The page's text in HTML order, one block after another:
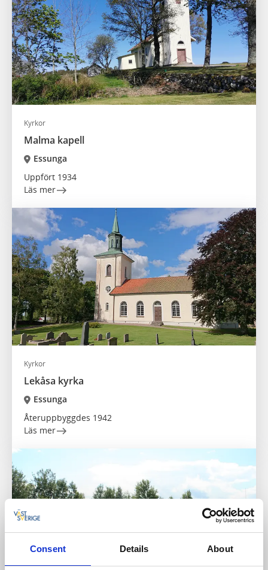
Consent Details About
Kyrkor
Malma kapell
Essunga
Uppfört 1934
Läs mer
Kyrkor
Lekåsa kyrka
Essunga
Återuppbyggdes 1942
Läs mer